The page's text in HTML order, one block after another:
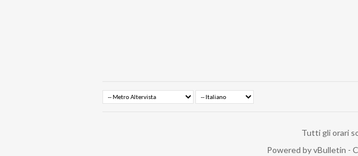
Tutti gli orari
Powered by vBulletin -